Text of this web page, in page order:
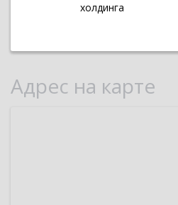
холдинга
Адрес на карте